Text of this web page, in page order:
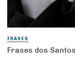
FRASES
Frases dos